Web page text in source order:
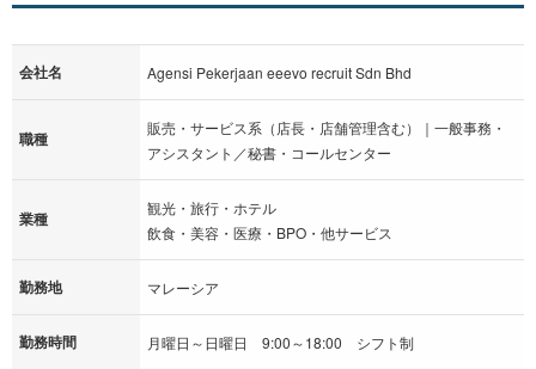
会社名 Agensi Pekerjaan eeevo recruit Sdn Bhd
職種
販売・サービス系（店長・店舗管理含む）｜一般事務・
アシスタント／秘書・コールセンター
業種
観光・旅行・ホテル
飲食・美容・医療・BPO・他サービス
勤務地 マレーシア
勤務時間 月曜日～日曜日 9:00～18:00 シフト制